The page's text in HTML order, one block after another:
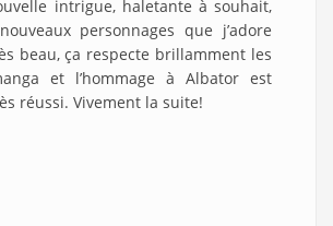
intrigue, haletante à souhait,
personnages que j’adore
beau, ça respecte brillamment les
et l’hommage à Albator est
réussi. Vivement la suite!